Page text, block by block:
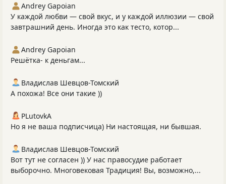
Andrey Gapoian
У каждой любви — свой вкус, и у каждой иллюзии — свой
завтрашний день. Иногда это как тесто, котор...
Andrey Gapoian
Решётка- к деньгам...
Владислав Шевцов-Томский
А похожа! Все они такие ))
PLutоvkА
Но я не ваша подписчица) Ни настоящая, ни бывшая.
Владислав Шевцов-Томский
Вот тут не согласен )) У нас правосудие работает
выборочно. Многовековая Традиция! Вы, возможно,...